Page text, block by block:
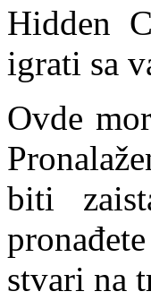
Hidden
igrati sa
Ovde
biti
stvari na